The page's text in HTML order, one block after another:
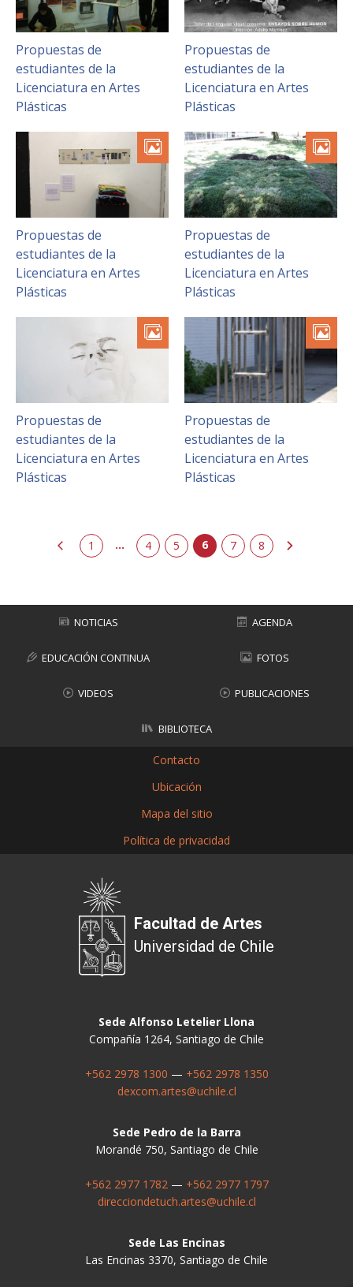
Propuestas de
estudiantes de la
Licenciatura en Artes
Plásticas
Propuestas de
estudiantes de la
Licenciatura en Artes
Plásticas
Propuestas de
estudiantes de la
Licenciatura en Artes
Plásticas
Propuestas de
estudiantes de la
Licenciatura en Artes
Plásticas
Propuestas de
estudiantes de la
Licenciatura en Artes
Plásticas
Propuestas de
estudiantes de la
Licenciatura en Artes
Plásticas
1 ... 4 5 6 7 8
siguiente
NOTICIAS AGENDA
EDUCACIÓN CONTINUA FOTOS
VIDEOS PUBLICACIONES
BIBLIOTECA
Contacto
Ubicación
Mapa del sitio
Política de privacidad
Facultad de Artes
Universidad de Chile
Sede Alfonso Letelier Llona
Compañía 1264, Santiago de Chile
+562 2978 1300 — +562 2978 1350
dexcom.artes@uchile.cl
Sede Pedro de la Barra
Morandé 750, Santiago de Chile
+562 2977 1782— +562 2977 1797
direcciondetuch.artes@uchile.cl
Sede Las Encinas
Las Encinas 3370, Santiago de Chile